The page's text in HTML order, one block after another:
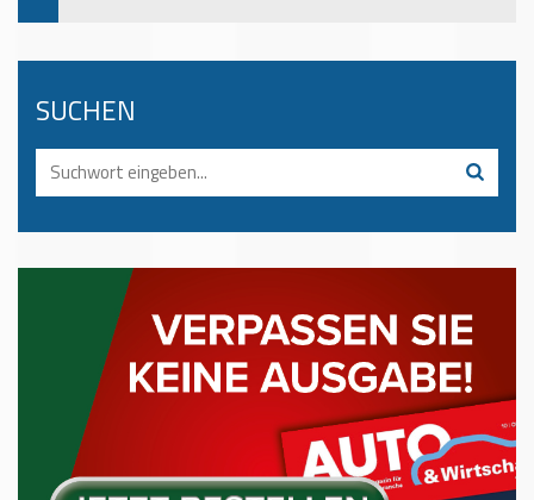
SUCHEN